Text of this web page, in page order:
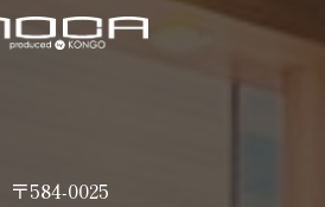
〒584-0025